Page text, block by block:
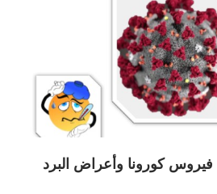
كورونا وأعراض البرد